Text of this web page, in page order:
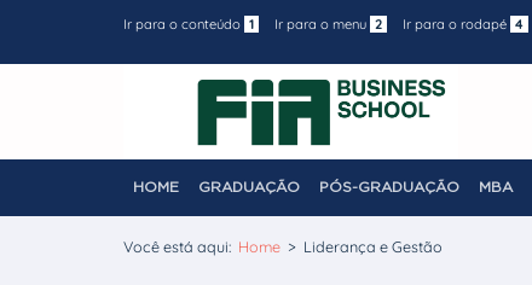
Ir para o conteúdo 1 Ir para o menu 2 Ir para o rodapé 4
HOME GRADUAÇÃO PÓS-GRADUAÇÃO MBA
Você está aqui: Home > Liderança e Gestão